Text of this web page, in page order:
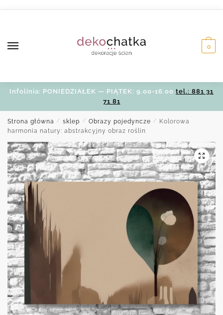
0
Infolinia: PONIEDZIAŁEK — PIĄTEK: 9.00-16.00 tel.: 881 31
71 81
Strona główna / sklep / Obrazy pojedyncze /
Kolorowa
harmonia natury: abstrakcyjny obraz roślin